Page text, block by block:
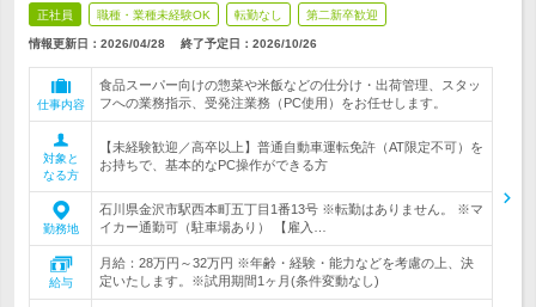
正社員 職種・業種未経験OK 転勤なし 第二新卒歓迎
情報更新日：2026/04/28 終了予定日： 2026/10/26
仕事内容
食品スーパー向けの惣菜や米飯などの仕分け・出荷管理、スタッ
フへの業務指示、受発注業務（PC使用）をお任せします。
対象と
なる方
【未経験歓迎／高卒以上】普通自動車運転免許（AT限定不可）を
お持ちで、基本的なPC操作ができる方
勤務地
石川県金沢市駅西本町五丁目1番13号 ※転勤はありません。 ※マ
イカー通勤可（駐車場あり） 【雇入…
給与
月給：28万円～32万円 ※年齢・経験・能力などを考慮の上、決
定いたします。※試用期間1ヶ月(条件変動なし)